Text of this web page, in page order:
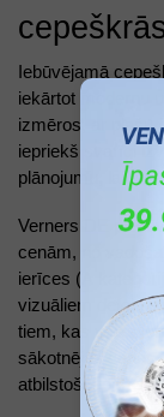
Iebūvējamā
iekārtot modernu
izmēros, ar plašu
iepriekš svarīgi
plānojumu, lai
Verners DE
cenām, no
ierīces (A
vizuāliem
tiem, kas vēlas
sākotnējās
atbilstošāko